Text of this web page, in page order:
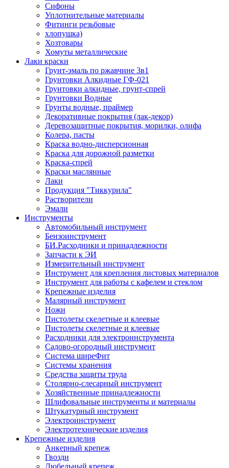
Сифоны
Уплотнительные материалы
Фитинги резьбовые
хлопушка)
Хозтовары
Хомуты металлические
Лаки краски
Грунт-эмаль по ржавчине 3в1
Грунтовки Алкидные ГФ-021
Грунтовки алкидные, грунт-спрей
Грунтовки Водные
Грунты водные, праймер
Декоративные покрытия (лак-декор)
Деревозащитные покрытия, морилки, олифа
Колера, пасты
Краска водно-дисперсионная
Краска для дорожной разметки
Краска-спрей
Краски маслянные
Лаки
Продукция "Тиккурила"
Растворители
Эмали
Инструменты
Автомобильный инструмент
Бензоинструмент
БИ.Расходники и принадлежности
Запчасти к ЭИ
Измерительный инструмент
Инструмент для крепления листовых материалов
Инструмент для работы с кафелем и стеклом
Крепежные изделия
Малярный инструмент
Ножи
Пистолеты скелетные и клеевые
Пистолеты скелетные и клеевые
Расходники для электроинструмента
Садово-огородный инструмент
Система ширеФит
Системы хранения
Средства защиты труда
Столярно-слесарный инструмент
Хозяйственные принадлежности
Шлифовальные инструменты и материалы
Штукатурный инструмент
Электроинструмент
Электротехнические изделия
Крепежные изделия
Анкерный крепеж
Гвозди
Дюбельный крепеж